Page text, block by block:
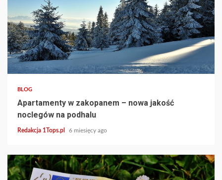
3 min read
BLOG
Apartamenty w zakopanem – nowa jakość
noclegów na podhalu
Redakcja 1Tops.pl 6 miesięcy ago